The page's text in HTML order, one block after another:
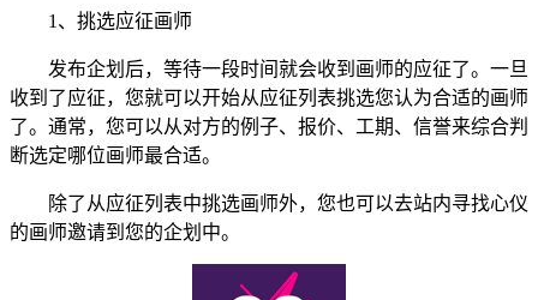
1、挑选应征画师
发布企划后，等待一段时间就会收到画师的应征了。一旦
收到了应征，您就可以开始从应征列表挑选您认为合适的画师
了。通常，您可以从对方的例子、报价、工期、信誉来综合判
断选定哪位画师最合适。
除了从应征列表中挑选画师外，您也可以去站内寻找心仪
的画师邀请到您的企划中。